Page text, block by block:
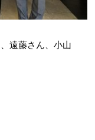
遠藤さん、小山